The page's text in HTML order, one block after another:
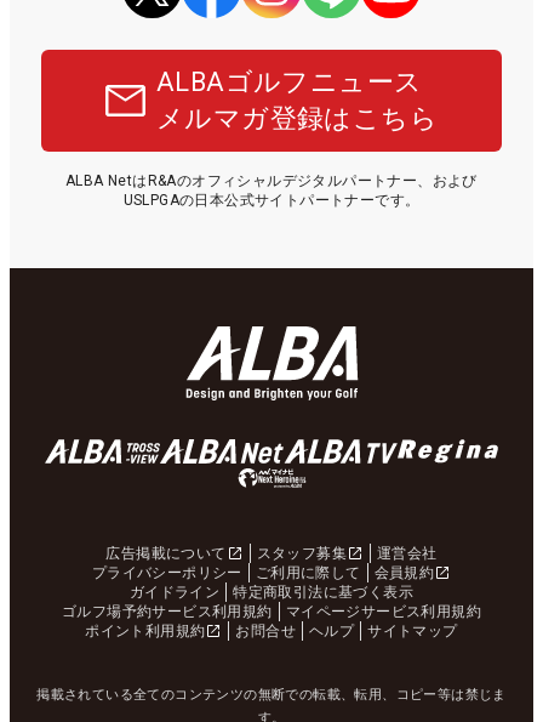
ALBAゴルフニュース
メルマガ登録はこちら
ALBA NetはR&Aのオフィシャルデジタルパートナー、および
USLPGAの日本公式サイトパートナーです。
広告掲載について スタッフ募集
運営会社
プライバシーポリシー
ご利用に際して
会員規約
ガイドライン
特定商取引法に基づく表示
ゴルフ場予約サービス利用規約
マイページサービス利用規約
ポイント利用規約
お問合せ ヘルプ サイトマップ
掲載されている全てのコンテンツの無断での転載、転用、コピー等は禁じま
す。